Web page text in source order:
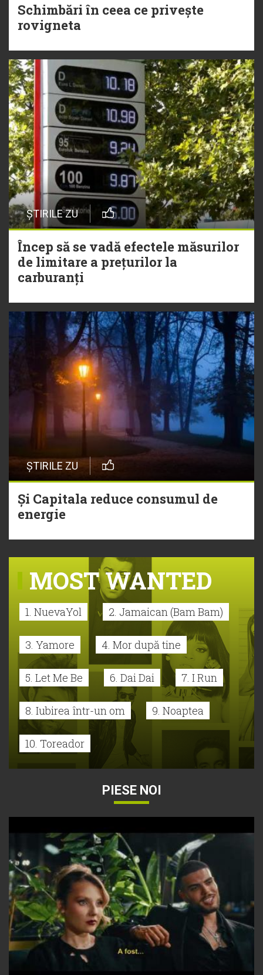
Schimbări în ceea ce privește
rovigneta
ȘTIRILE ZU
Încep să se vadă efectele măsurilor
de limitare a prețurilor la
carburanți
ȘTIRILE ZU
Și Capitala reduce consumul de
energie
MOST WANTED
1. NuevaYol 2. Jamaican (Bam Bam)
3. Yamore 4. Mor după tine
5. Let Me Be 6. Dai Dai 7. I Run
8. Iubirea într-un om 9. Noaptea
10. Toreador
PIESE NOI